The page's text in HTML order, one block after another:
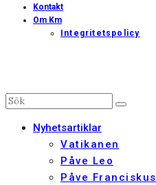
Kontakt
Om Km
Integritetspolicy
Nyhetsartiklar
Vatikanen
Påve Leo
Påve Franciskus